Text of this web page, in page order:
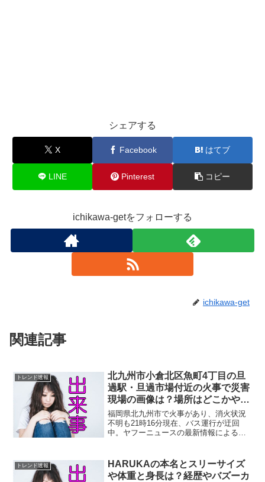
シェアする
X Facebook はてブ
LINE Pinterest コピー
ichikawa-getをフォローする
ichikawa-get
関連記事
トレンド速報
北九州市小倉北区魚町4丁目の旦
過駅・旦過市場付近の火事で災害
現場の画像は？場所はどこかや出
火原因も調査！
福岡県北九州市で火事があり、消火状況
不明も21時16分現在、バス運行が迂回
中。ヤフーニュースの最新情報による
で発生した火災です。 火事の現場の画像
や動画はある？...
トレンド速報
HARUKAの本名とスリーサイズ
や体重と身長は？経歴やバズーカ